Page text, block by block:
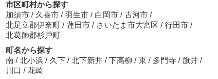
市区町村から探す
加須市 / 久喜市 / 羽生市 / 白岡市 / 古河市 /
北足立郡伊奈町 / 蓮田市 / さいたま市大宮区 / 行田市 /
北葛飾郡杉戸町
町名から探す
南 / 北小浜 / 久下 / 北下新井 / 下高柳 / 東 / 多門寺 / 旗井 /
川口 / 花崎